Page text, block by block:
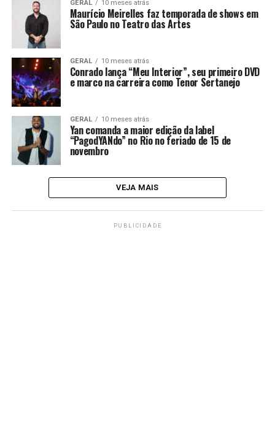
GERAL 10 meses atrás
Maurício Meirelles faz temporada de shows em
São Paulo no Teatro das Artes
GERAL 10 meses atrás
Conrado lança “Meu Interior”, seu primeiro DVD
e marco na carreira como Tenor Sertanejo
GERAL 10 meses atrás
Yan comanda a maior edição da label
“PagodYANdo” no Rio no feriado de 15 de
novembro
VEJA MAIS
PUBLICIDADE